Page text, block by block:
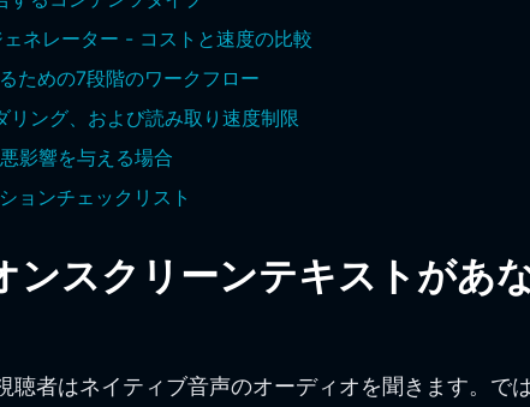
ネレーター - コストと速度の比較
ための7段階のワークフロー
ング、および読み取り速度制限
影響を与える場合
ョンチェックリスト
ンスクリーンテキストがあ
聴者はネイティブ音声のオーディオを聞きます。